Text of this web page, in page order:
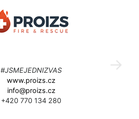
#JSMEJEDNIZVAS
www.proizs.cz
info@proizs.cz
+420 770 134 280